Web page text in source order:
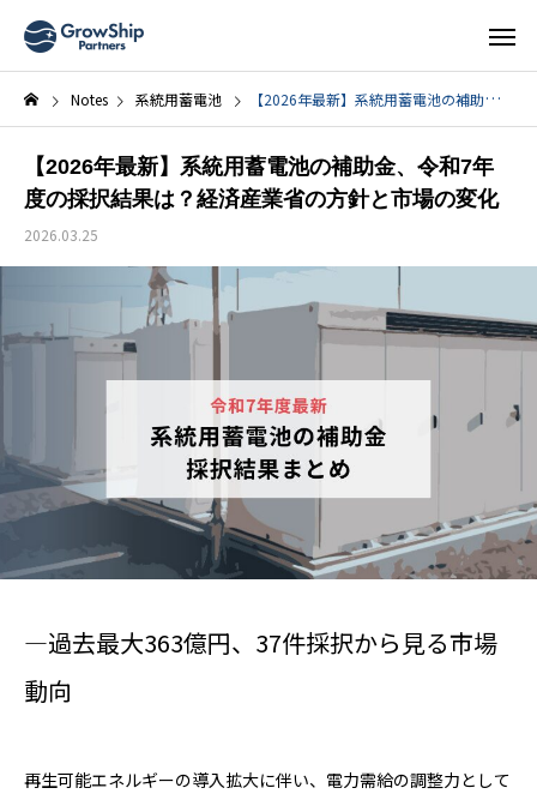
Notes 系統用蓄電池 【2026年最新】系統用蓄電池の補助金、令和7年度の採択結果は？経済産業省の方針と市場の変化
【2026年最新】系統用蓄電池の補助金、令和7年
度の採択結果は？経済産業省の方針と市場の変化
2026.03.25
―過去最大363億円、37件採択から見る市場
動向
再生可能エネルギーの導入拡大に伴い、電力需給の調整力として